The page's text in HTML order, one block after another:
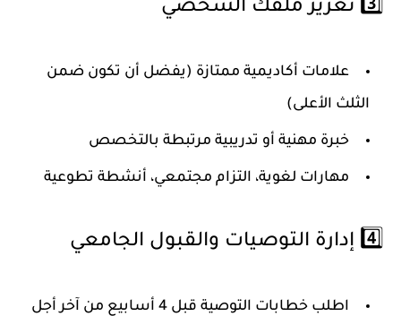
3️⃣ تعزيز ملفك الشخصي
علامات أكاديمية ممتازة (يفضل أن تكون ضمن
الثلث الأعلى)
خبرة مهنية أو تدريبية مرتبطة بالتخصص
مهارات لغوية، التزام مجتمعي، أنشطة تطوعية
4️⃣ إدارة التوصيات والقبول الجامعي
اطلب خطابات التوصية قبل 4 أسابيع من آخر أجل